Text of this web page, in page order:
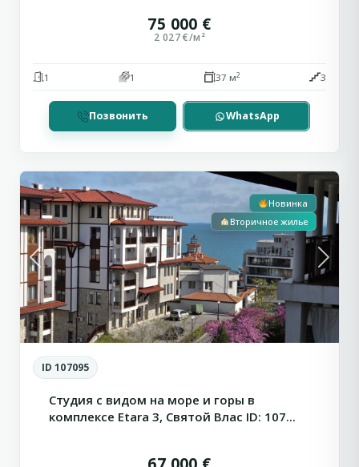
75 000 €
2 027 €/м²
1 1 37 м2 3
Позвонить WhatsApp
Влас
Previous Next
Новинка
Вторичное жилье
ID 107095
Студия с видом на море и горы в
комплексе Etara 3, Святой Влас ID: 107...